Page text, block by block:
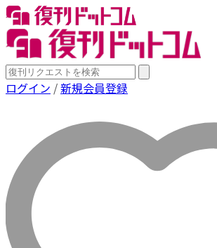
ログイン /新規会員登録